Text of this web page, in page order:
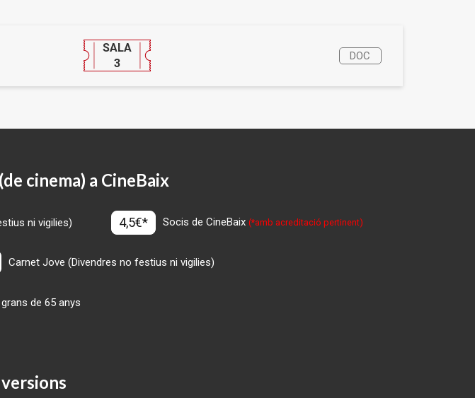
SALA
3
DOC
cinema) a CineBaix
ni vigilies) 4,5€* Socis de CineBaix(*amb acreditació pertinent)
Carnet Jove (Divendres no festius ni vigilies)
de 65 anys